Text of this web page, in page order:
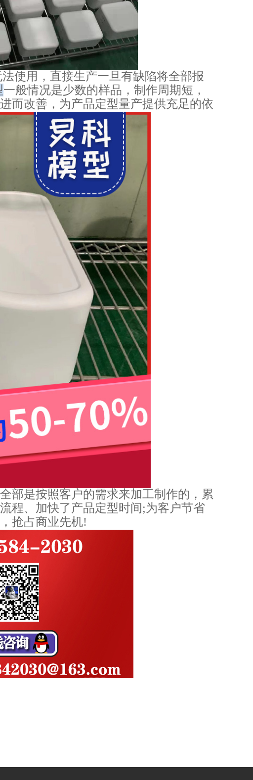
使用，直接生产一旦有缺陷将全部报
一般情况是少数的样品，制作周期短，
而改善，为产品定型量产提供充足的依
部是按照客户的需求来加工制作的，累
程、加快了产品定型时间;为客户节省
抢占商业先机!